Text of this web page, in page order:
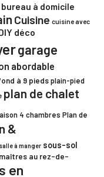
bureau à domicile
Cuisine cuisine avec
déco
garage
abordable
à 9 piedsplain-pied
plan de chalet
4 chambres Plan de
&
salle à manger sous-sol
au rez-de-
en